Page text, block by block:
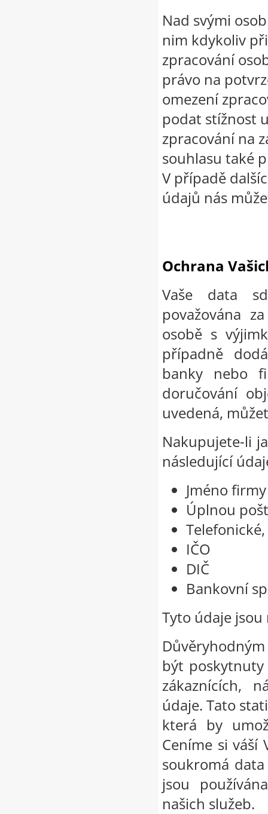
Nad svými
nim kdykoliv
zpracování
právo na
omezení
podat stížnost
zpracování na
souhlasu také
V případě
údajů nás
Ochrana
Vaše data
považována
osobě s
případně
banky nebo
doručování
uvedená,
Nakupujete-li
následující
Jméno firmy
Úplnou
IČO
DIČ
Bankovní
Tyto údaje
být
zákaznících,
údaje. Tato
která by
Ceníme si váší
soukromá
jsou
našich služeb.